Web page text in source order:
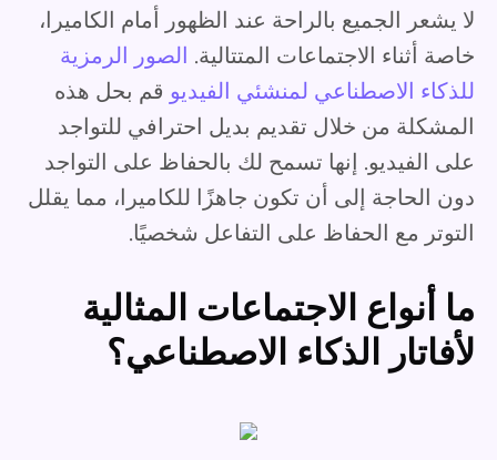
لا يشعر الجميع بالراحة عند الظهور أمام الكاميرا،
خاصة أثناء الاجتماعات المتتالية. الصور الرمزية
للذكاء الاصطناعي لمنشئي الفيديو قم بحل هذه
المشكلة من خلال تقديم بديل احترافي للتواجد
على الفيديو. إنها تسمح لك بالحفاظ على التواجد
دون الحاجة إلى أن تكون جاهزًا للكاميرا، مما يقلل
التوتر مع الحفاظ على التفاعل شخصيًا.
ما أنواع الاجتماعات المثالية
لأفاتار الذكاء الاصطناعي؟